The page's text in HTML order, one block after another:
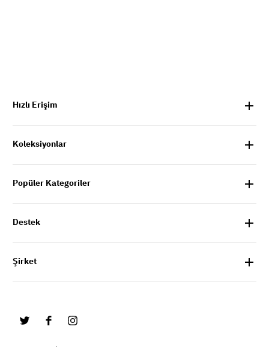
Hızlı Erişim
Koleksiyonlar
Popüler Kategoriler
Destek
Şirket